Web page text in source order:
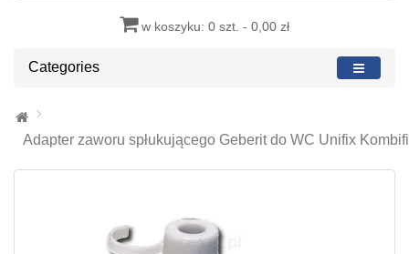
w koszyku: 0 szt. - 0,00 zł
Categories
Adapter zaworu spłukującego Geberit do WC Unifix